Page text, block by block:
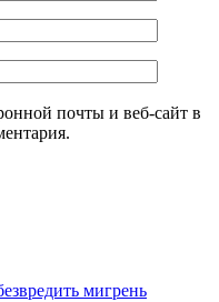
почты и веб-сайт в
мигрень